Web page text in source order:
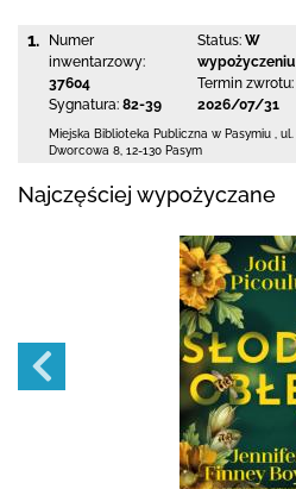
1.
Numer
inwentarzowy:
37604
Sygnatura: 82-39
Status: W
wypożyczeniu
Termin zwrotu:
2026/07/31
Miejska Biblioteka Publiczna w Pasymiu
ul.
Dworcowa 8 12-130 Pasym
Najczęściej wypożyczane